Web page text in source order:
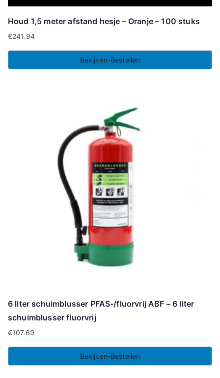
Houd 1,5 meter afstand hesje – Oranje – 100 stuks
€241.94
Bekijken-Bestellen
6 liter schuimblusser PFAS-/fluorvrij ABF – 6 liter
schuimblusser fluorvrij
€107.69
Bekijken-Bestellen